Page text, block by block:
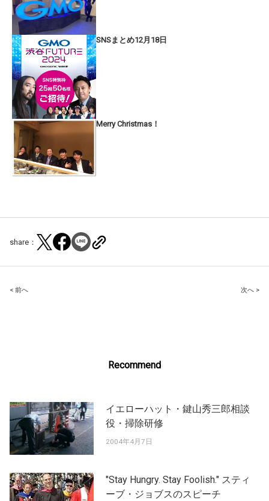
SNSまとめ12月18日
Merry Christmas！
share：
Post
< 前へ 次へ >
Recommend
イエローハット・鍵山秀三郎相談
役・掃除研修
2004年4月7日
"Stay Hungry. Stay Foolish." スティ
ーブ・ジョブスのスピーチ